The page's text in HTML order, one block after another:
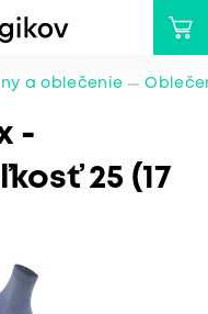
a oblečenie
-
25 (17